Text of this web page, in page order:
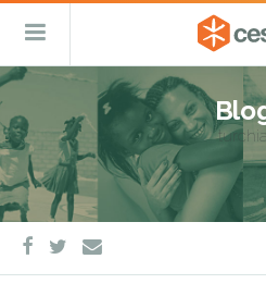
Salta
al
contenuto
CESVI
–
ETS
e
Sviluppo
Menu
turchia
facebook
twitter
e-
mail